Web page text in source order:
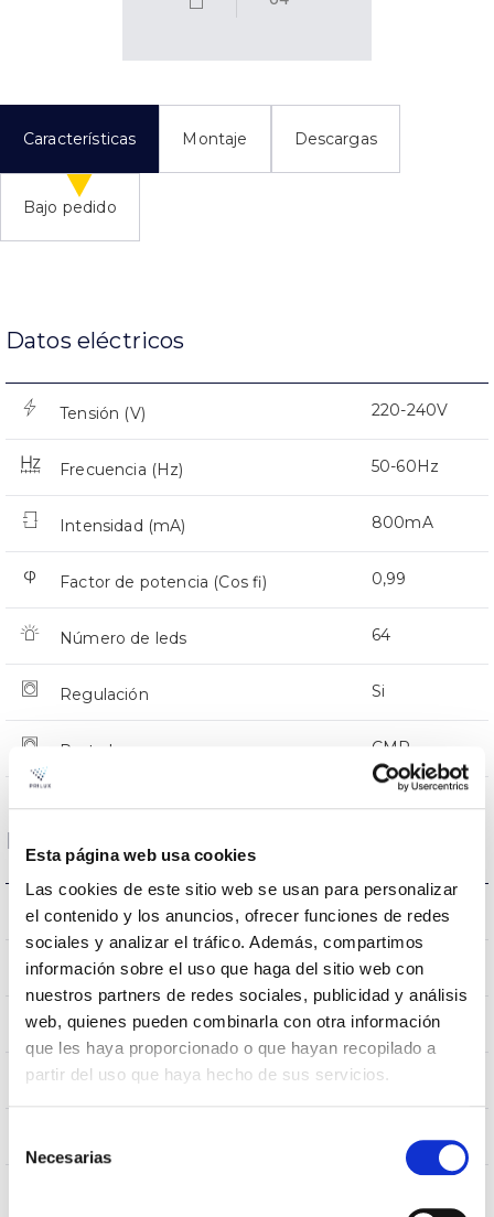
Esta página web usa cookies
Las cookies de este sitio web se usan para personalizar
el contenido y los anuncios, ofrecer funciones de redes
sociales y analizar el tráfico. Además, compartimos
información sobre el uso que haga del sitio web con
nuestros partners de redes sociales, publicidad y análisis
web, quienes pueden combinarla con otra información
que les haya proporcionado o que hayan recopilado a
partir del uso que haya hecho de sus servicios.
Necesarias
Características Montaje Descargas
Bajo pedido
Datos eléctricos
Tensión (V) 220-240V
Frecuencia (Hz) 50-60Hz
Intensidad (mA) 800mA
Factor de potencia (Cos fi) 0,99
Número de leds 64
Regulación Si
Prot. de com. para reprogr. CMR
Dimensiones y Montaje
Montaje Montaje en Báculo
Resistencia al Viento 0,252m2
Dimensiones 750x336x114mm
Posición de montaje Montaje en Báculo